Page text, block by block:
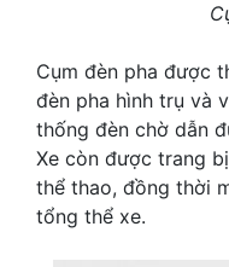
Cụm đèn pha được
đèn pha hình trụ và
thống đèn chờ dẫn
Xe còn được trang
thể thao, đồng thời
tổng thể xe.